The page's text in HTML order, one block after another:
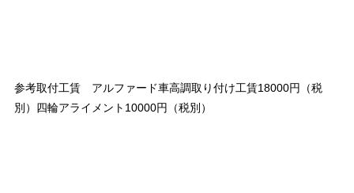
参考取付工賃 アルファード車高調取り付け工賃18000円（税
別）四輪アライメント10000円（税別）